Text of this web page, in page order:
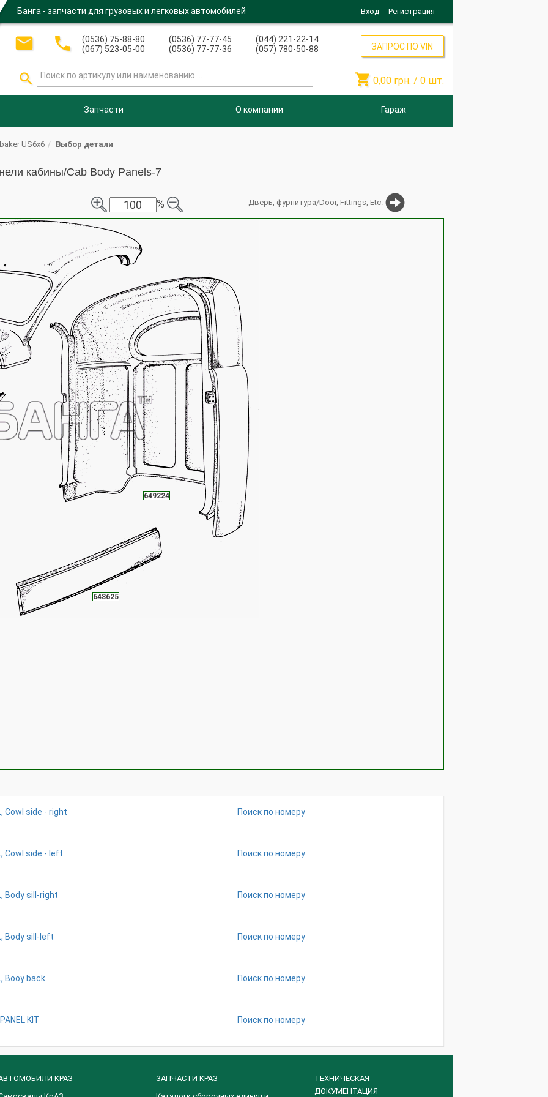
Банга - запчасти для грузовых и легковых автомобилей Вход Регистрация
 
(0536) 75-88-80
(067) 523-05-00
(0536) 77-77-45
(0536) 77-77-36
(044) 221-22-14
(057) 780-50-88

ЗАПРОС ПО VIN
 0,00 грн. / 0 шт.
Запчасти О компании Гараж
US6x6 Выбор детали
кабины/Cab Body Panels-7
% Дверь, фурнитура/Door, Fittings, Etc.
648624
648625
649224
Cowl side - right Поиск по номеру
Cowl side - left Поиск по номеру
Body sill-right Поиск по номеру
Body sill-left Поиск по номеру
Booy back Поиск по номеру
KIT Поиск по номеру
КРАЗ
ЗАПЧАСТИ КРАЗ
ТЕХНИЧЕСКАЯ
ДОКУМЕНТАЦИЯ